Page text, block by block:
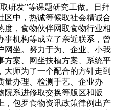
研发”等课题研究工做。日拜
区中，热诚等候取社会精诚合
度，食物伙伴网取食物行业相
事机构等成立了亲近联系，曾
网坐。努力于为、企业、小我
方案、网坐扶植方案、系统平
师为了一个配合的方针走到
量办理、检测手艺、企业办
院系进修取交换等版区和版
，包罗食物资讯政策律例出产